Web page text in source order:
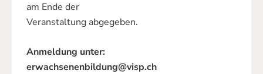
am Ende der
Veranstaltung abgegeben.
Anmeldung unter:
erwachsenenbildung@visp.ch